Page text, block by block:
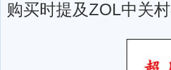
购买时提及ZOL中关